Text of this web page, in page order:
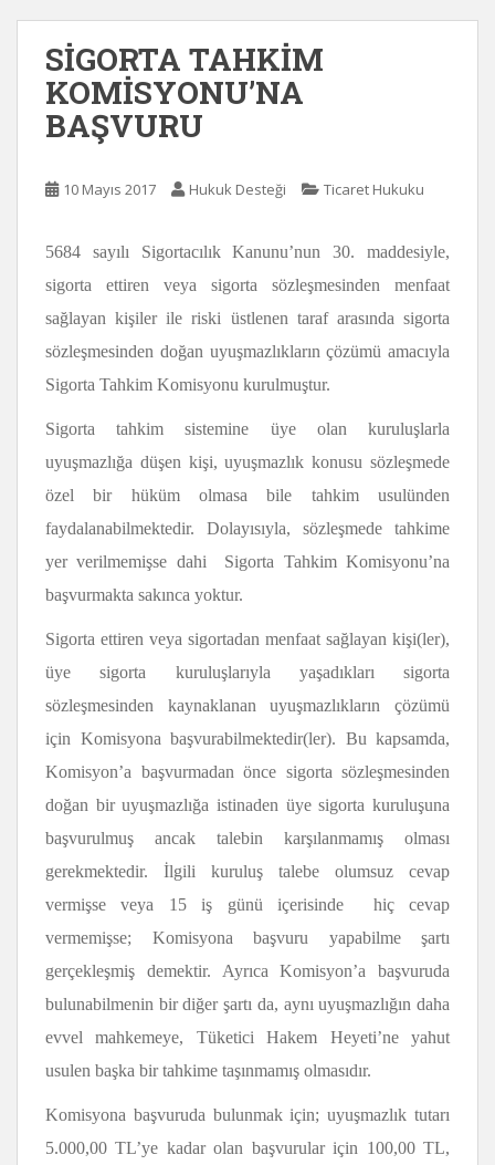
SİGORTA TAHKİM
KOMİSYONU’NA
BAŞVURU
10 Mayıs 2017 Hukuk Desteği Ticaret Hukuku
5684 sayılı Sigortacılık Kanunu’nun 30. maddesiyle,
sigorta ettiren veya sigorta sözleşmesinden menfaat
sağlayan kişiler ile riski üstlenen taraf arasında sigorta
sözleşmesinden doğan uyuşmazlıkların çözümü amacıyla
Sigorta Tahkim Komisyonu kurulmuştur.
Sigorta tahkim sistemine üye olan kuruluşlarla
uyuşmazlığa düşen kişi, uyuşmazlık konusu sözleşmede
özel bir hüküm olmasa bile tahkim usulünden
faydalanabilmektedir. Dolayısıyla, sözleşmede tahkime
yer verilmemişse dahi Sigorta Tahkim Komisyonu’na
başvurmakta sakınca yoktur.
Sigorta ettiren veya sigortadan menfaat sağlayan kişi(ler),
üye sigorta kuruluşlarıyla yaşadıkları sigorta
sözleşmesinden kaynaklanan uyuşmazlıkların çözümü
için Komisyona başvurabilmektedir(ler). Bu kapsamda,
Komisyon’a başvurmadan önce sigorta sözleşmesinden
doğan bir uyuşmazlığa istinaden üye sigorta kuruluşuna
başvurulmuş ancak talebin karşılanmamış olması
gerekmektedir. İlgili kuruluş talebe olumsuz cevap
vermişse veya 15 iş günü içerisinde hiç cevap
vermemişse; Komisyona başvuru yapabilme şartı
gerçekleşmiş demektir. Ayrıca Komisyon’a başvuruda
bulunabilmenin bir diğer şartı da, aynı uyuşmazlığın daha
evvel mahkemeye, Tüketici Hakem Heyeti’ne yahut
usulen başka bir tahkime taşınmamış olmasıdır.
Komisyona başvuruda bulunmak için; uyuşmazlık tutarı
5.000,00 TL’ye kadar olan başvurular için 100,00 TL,